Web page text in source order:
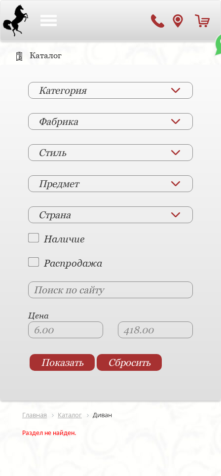
Каталог
Категория
Фабрика
Стиль
Предмет
Страна
Наличие
Распродажа
Цена
Главная Каталог Диван
Раздел не найден.